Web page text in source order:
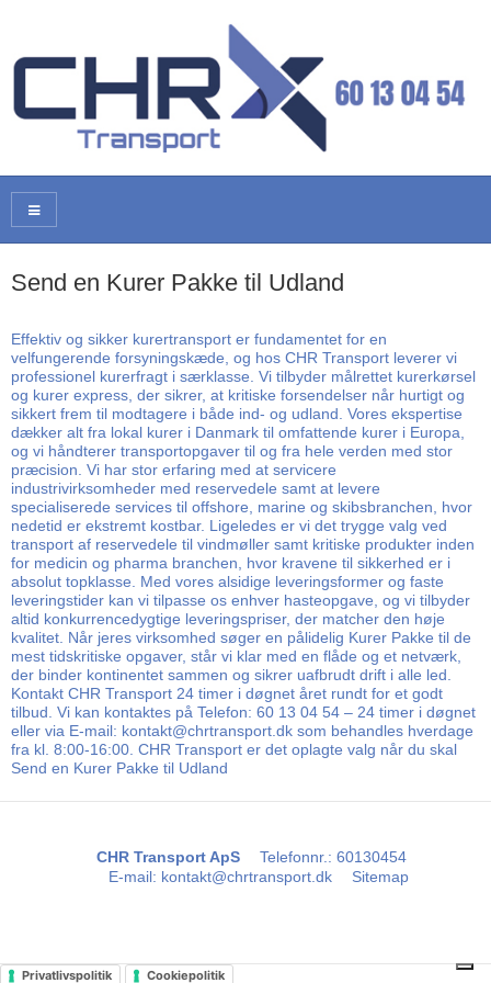
Send en Kurer Pakke til Udland
Effektiv og sikker kurertransport er fundamentet for en
velfungerende forsyningskæde, og hos CHR Transport leverer vi
professionel kurerfragt i særklasse. Vi tilbyder målrettet kurerkørsel
og kurer express, der sikrer, at kritiske forsendelser når hurtigt og
sikkert frem til modtagere i både ind- og udland. Vores ekspertise
dækker alt fra lokal kurer i Danmark til omfattende kurer i Europa,
og vi håndterer transportopgaver til og fra hele verden med stor
præcision. Vi har stor erfaring med at servicere
industrivirksomheder med reservedele samt at levere
specialiserede services til offshore, marine og skibsbranchen, hvor
nedetid er ekstremt kostbar. Ligeledes er vi det trygge valg ved
transport af reservedele til vindmøller samt kritiske produkter inden
for medicin og pharma branchen, hvor kravene til sikkerhed er i
absolut topklasse. Med vores alsidige leveringsformer og faste
leveringstider kan vi tilpasse os enhver hasteopgave, og vi tilbyder
altid konkurrencedygtige leveringspriser, der matcher den høje
kvalitet. Når jeres virksomhed søger en pålidelig Kurer Pakke til de
mest tidskritiske opgaver, står vi klar med en flåde og et netværk,
der binder kontinentet sammen og sikrer uafbrudt drift i alle led.
Kontakt CHR Transport 24 timer i døgnet året rundt for et godt
tilbud. Vi kan kontaktes på Telefon: 60 13 04 54 – 24 timer i døgnet
eller via E-mail: kontakt@chrtransport.dk som behandles hverdage
fra kl. 8:00-16:00. CHR Transport er det oplagte valg når du skal
Send en Kurer Pakke til Udland
CHR Transport ApS Telefonnr.: 60130454
E-mail: kontakt@chrtransport.dk Sitemap
Privatlivspolitik Cookiepolitik